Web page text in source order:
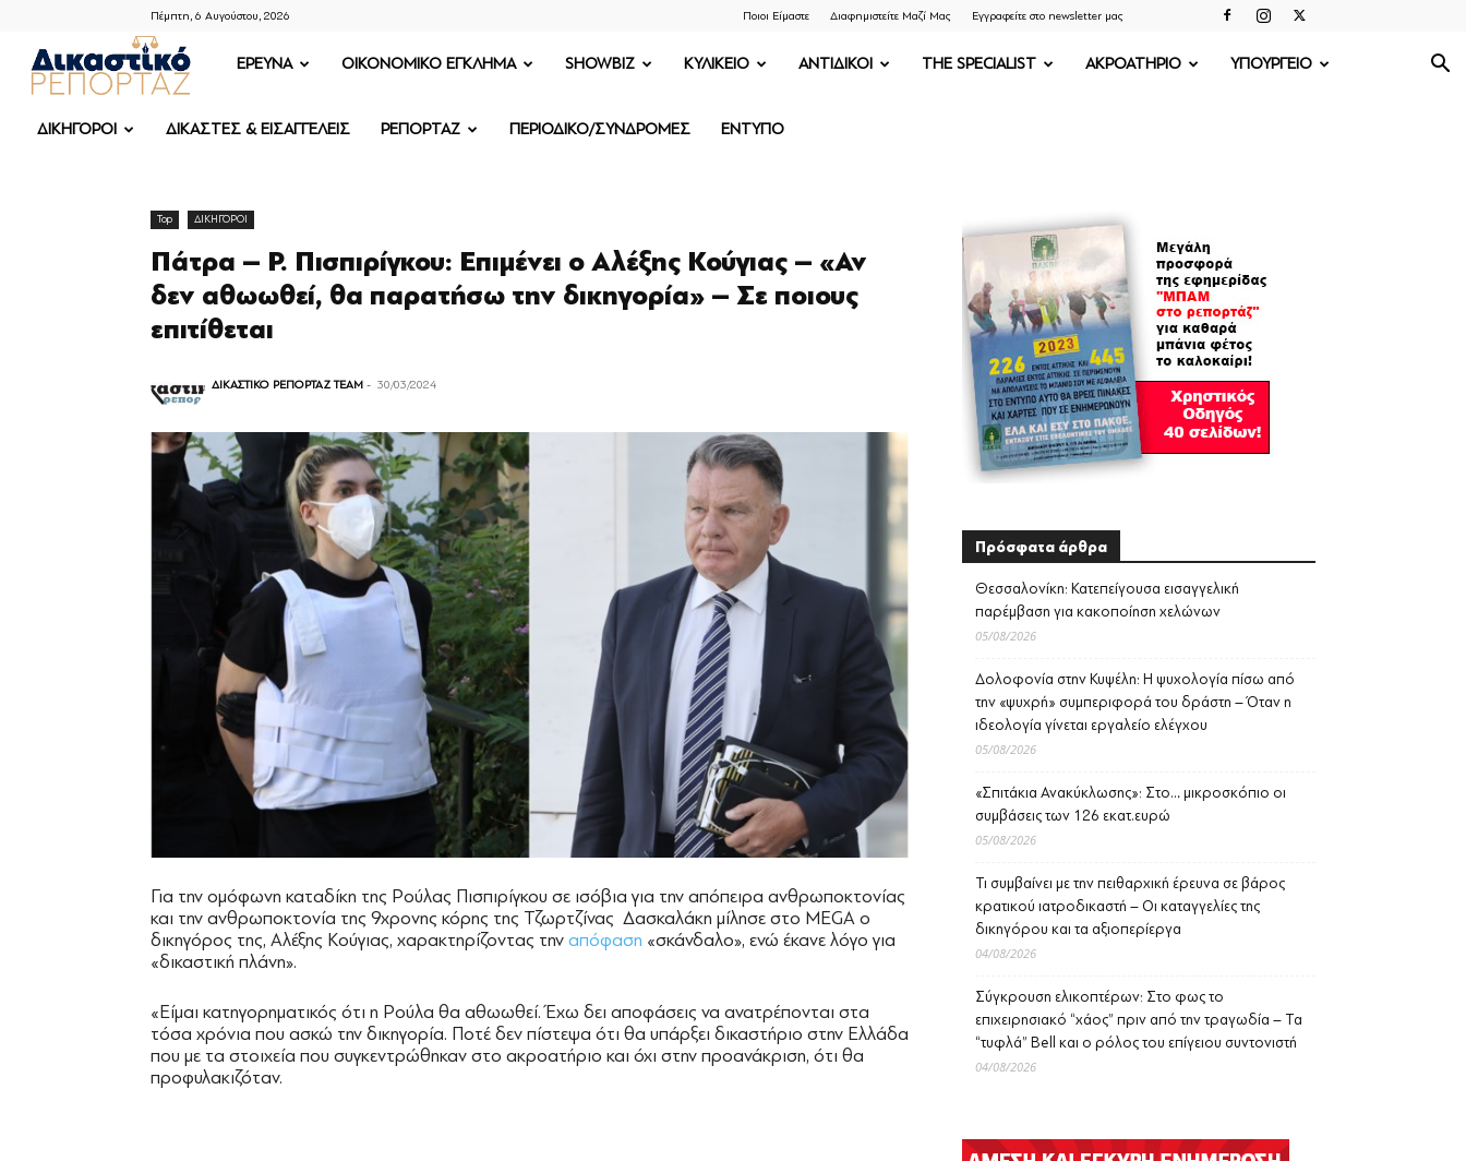
Πέμπτη, 6 Αυγούστου, 2026 Ποιοι Είμαστε Διαφημιστείτε Μαζί Μας Εγγραφείτε στο newsletter μας
ΔΙΚΑΣΤΙΚΟ
ΡΕΠΟΡΤΑΖ
ΕΡΕΥΝΑ OIKONOMIKO ΕΓΚΛΗΜΑ SHOWBIZ ΚΥΛΙΚΕΙΟ ΑΝΤΙΔΙΚΟΙ THE SPECIALIST ΑΚΡΟΑΤΗΡΙΟ ΥΠΟΥΡΓΕΙΟ
ΔΙΚΗΓΟΡΟΙ ΔΙΚΑΣΤΕΣ & ΕΙΣΑΓΓΕΛΕΙΣ ΡΕΠΟΡΤΑΖ ΠΕΡΙΟΔΙΚΟ/ΣΥΝΔΡΟΜΕΣ ΕΝΤΥΠΟ
Top ΔΙΚΗΓΟΡΟΙ
Πάτρα – Ρ. Πισπιρίγκου: Επιμένει ο Αλέξης Κούγιας – «Αν
δεν αθωωθεί, θα παρατήσω την δικηγορία» – Σε ποιους
επιτίθεται
ΔΙΚΑΣΤΙΚΟ ΡΕΠΟΡΤΑΖ TEAM - 30/03/2024
Για την ομόφωνη καταδίκη της Ρούλας Πισπιρίγκου σε ισόβια για την απόπειρα ανθρωποκτονίας
και την ανθρωποκτονία της 9χρονης κόρης της Τζωρτζίνας Δασκαλάκη μίλησε στο MEGA ο
δικηγόρος της, Αλέξης Κούγιας, χαρακτηρίζοντας την απόφαση «σκάνδαλο», ενώ έκανε λόγο για
«δικαστική πλάνη».
«Είμαι κατηγορηματικός ότι η Ρούλα θα αθωωθεί. Έχω δει αποφάσεις να ανατρέπονται στα
τόσα χρόνια που ασκώ την δικηγορία. Ποτέ δεν πίστεψα ότι θα υπάρξει δικαστήριο στην Ελλάδα
που με τα στοιχεία που συγκεντρώθηκαν στο ακροατήριο και όχι στην προανάκριση, ότι θα
προφυλακιζόταν.
Πρόσφατα άρθρα
Θεσσαλονίκη: Κατεπείγουσα εισαγγελική
παρέμβαση για κακοποίηση χελώνων
05/08/2026
Δολοφονία στην Κυψέλη: Η ψυχολογία πίσω από
την «ψυχρή» συμπεριφορά του δράστη – Όταν η
ιδεολογία γίνεται εργαλείο ελέγχου
05/08/2026
«Σπιτάκια Ανακύκλωσης»: Στο… μικροσκόπιο οι
συμβάσεις των 126 εκατ.ευρώ
05/08/2026
Τι συμβαίνει με την πειθαρχική έρευνα σε βάρος
κρατικού ιατροδικαστή – Οι καταγγελίες της
δικηγόρου και τα αξιοπερίεργα
04/08/2026
Σύγκρουση ελικοπτέρων: Στο φως το
επιχειρησιακό “χάος” πριν από την τραγωδία – Τα
“τυφλά” Bell και ο ρόλος του επίγειου συντονιστή
04/08/2026